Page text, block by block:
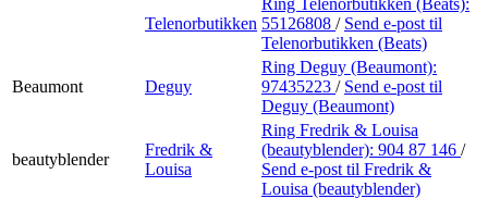
Telenorbutikken 55126808 / Send e-post til
Telenorbutikken (Beats)
Beaumont Deguy
Ring Deguy (Beaumont):
97435223 / Send e-post til
Deguy (Beaumont)
beautyblender
Fredrik &
Louisa
Ring Fredrik & Louisa
(beautyblender): 904 87 146 /
Send e-post til Fredrik &
Louisa (beautyblender)